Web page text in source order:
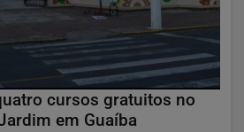
cursos gratuitos no
em Guaíba